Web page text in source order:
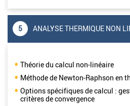
5 ANALYSE THERMIQUE NON
Théorie du calcul non-linéaire
Méthode de Newton-Raphson en
Options spécifiques de calcul :
critères de convergence